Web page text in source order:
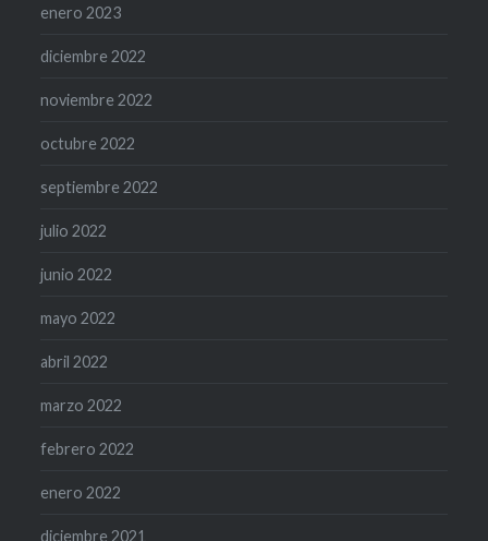
enero 2023
diciembre 2022
noviembre 2022
octubre 2022
septiembre 2022
julio 2022
junio 2022
mayo 2022
abril 2022
marzo 2022
febrero 2022
enero 2022
diciembre 2021